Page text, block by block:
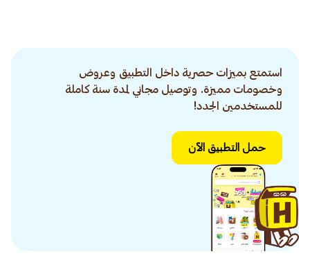
استمتع بميزات حصرية داخل التطبيق وعروض
وخصومات مميزة. وتوصيل مجاني لمدة سنة كاملة
للمستخدمين الجدد!
حمل التطبيق الآن